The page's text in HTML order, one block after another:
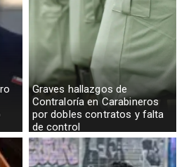
Graves hallazgos de
Contraloría en Carabineros
por dobles contratos y falta
de control